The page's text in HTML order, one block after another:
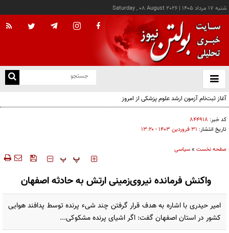
شنبه ۱۷ مرداد ۱۴۰۵ |
Saturday , 08 August 2026
باز
و
آغاز ثبت‌نام آزمون ارشد علوم پزشکی از امروز
کد خبر: ۸۴۴۹۱۸
تاریخ انتشار: ۳۱ فروردين ۱۴۰۳ - ۱۳:۲۰
صفحه نخست »سیاسی
‍‍‍ پ پ
واکنش فرمانده نیروی‌زمینی ارتش به حادثه اصفهان
امیر حیدری با اشاره به هدف قرار گرفتن چند شیء پرنده توسط پدافند هوایی
کشور در استان اصفهان گفت: اگر اشیای پرنده مشکوکی...